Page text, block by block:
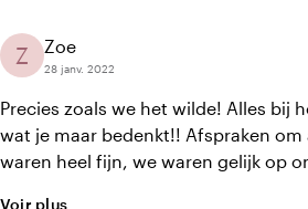
top
Z Zoe
28 janv. 2022
Precies zoals we het wilde! Alles bij
wat je maar bedenkt!! Afspraken om
waren heel fijn, we waren gelijk op
Voir plus